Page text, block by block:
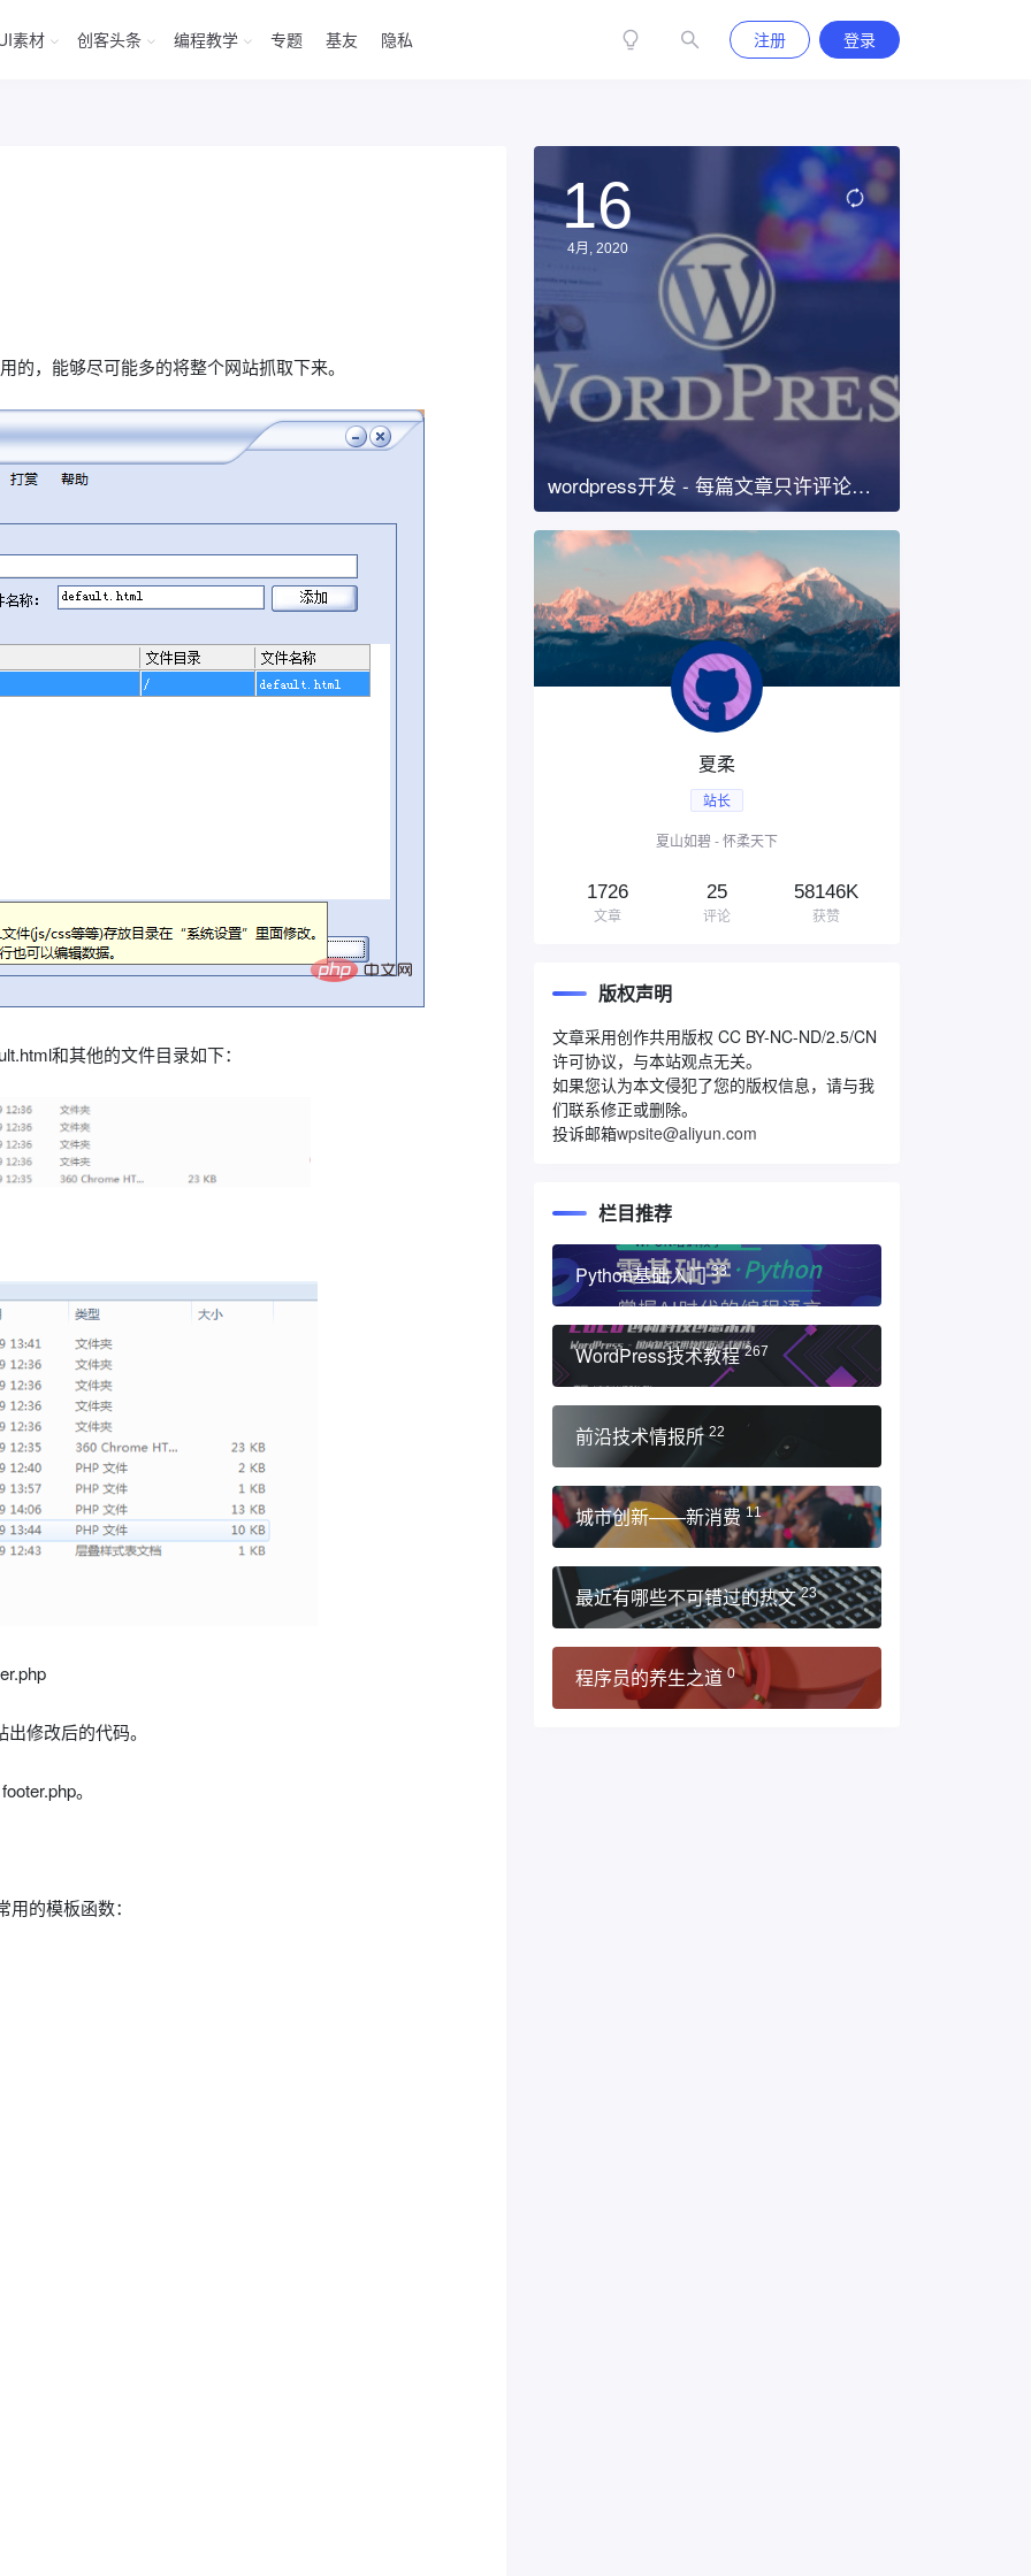
素材 创客头条 编程教学 专题 基友 隐私 注册 登录
的，能够尽可能多的将整个网站抓取下来。
和其他的文件目录如下：
修改后的代码。
。
的模板函数：
16
4月, 2020
wordpress开发 - 每篇文章只许评论一
次
夏柔
站长
夏山如碧 - 怀柔天下
1726
文章
25
评论
58146K
获赞
版权声明
文章采用创作共用版权 CC BY-NC-ND/2.5/CN
许可协议，与本站观点无关。
如果您认为本文侵犯了您的版权信息，请与我
们联系修正或删除。
投诉邮箱wpsite@aliyun.com
栏目推荐
Python基础入门 33
WordPress技术教程 267
前沿技术情报所 22
城市创新——新消费 11
最近有哪些不可错过的热文 23
程序员的养生之道 0